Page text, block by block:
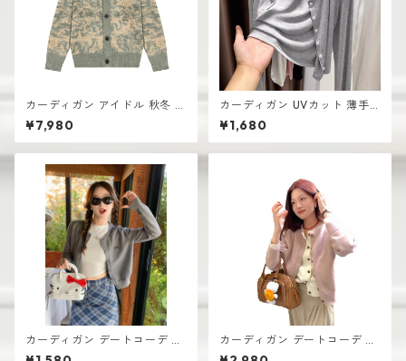
カーディガン アイドル 秋冬 新
作 おしゃれな ニット vネック
シングルボタン
¥7,980
カーディガン UVカット 薄手
レディース 透け感あり おしゃ
れ 韓国風
¥1,680
カーディガン デートコーデ シ
ョート丈 レディース 前開きデ
カーディガン デートコーデ シ
ョート丈 レディース 前開きデ